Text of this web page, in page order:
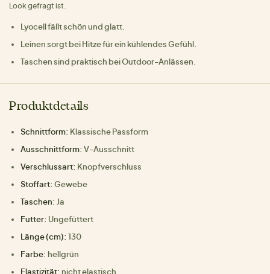
Look gefragt ist.
Lyocell fällt schön und glatt.
Leinen sorgt bei Hitze für ein kühlendes Gefühl.
Taschen sind praktisch bei Outdoor-Anlässen.
Produktdetails
Schnittform: Klassische Passform
Ausschnittform: V-Ausschnitt
Verschlussart: Knopfverschluss
Stoffart: Gewebe
Taschen: Ja
Futter: Ungefüttert
Länge (cm): 130
Farbe: hellgrün
Elastizität: nicht elastisch